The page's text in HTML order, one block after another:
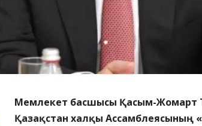
Мемлекет басшысы Қасым-Жомарт
Қазақстан халқы Ассамблеясының